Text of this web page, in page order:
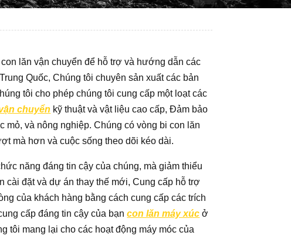
lăn vận chuyển để hỗ trợ và hướng dẫn các
Quốc, Chúng tôi chuyên sản xuất các bản
tôi cho phép chúng tôi cung cấp một loạt các
chuyển kỹ thuật và vật liệu cao cấp, Đảm bảo
và nông nghiệp. Chúng có vòng bi con lăn
mà hơn và cuộc sống theo dõi kéo dài.
năng đáng tin cậy của chúng, mà giảm thiểu
cài đặt và dự án thay thế mới, Cung cấp hỗ trợ
của khách hàng bằng cách cung cấp các trích
cấp đáng tin cậy của bạncon lăn máy xúc ở
tôi mang lại cho các hoạt động máy móc của